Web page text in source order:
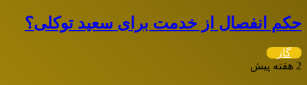
حکم انفصال از خدمت برای سعید توکلی؟
گاز
2 هفته پیش